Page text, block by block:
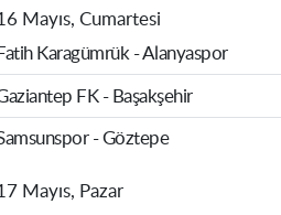
Mayıs, Cumartesi
Fatih Karagümrük - Alanyaspor
FK - Başakşehir
- Göztepe
Mayıs, Pazar